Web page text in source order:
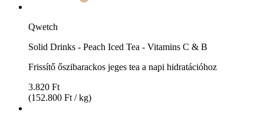
Qwetch
Solid Drinks - Peach Iced Tea - Vitamins C & B
Frissítő őszibarackos jeges tea a napi hidratációhoz
3.820 Ft
(152.800 Ft / kg)